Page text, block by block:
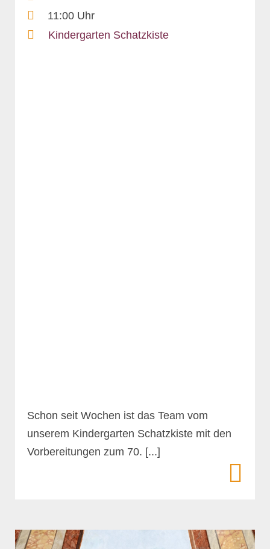
11:00 Uhr
Kindergarten Schatzkiste
Schon seit Wochen ist das Team vom
unserem Kindergarten Schatzkiste mit den
Vorbereitungen zum 70. [...]